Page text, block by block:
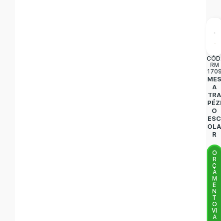
RM
A
TRA
O
ESC
R
O
R
Ç
A
M
E
N
T
O
VI
A